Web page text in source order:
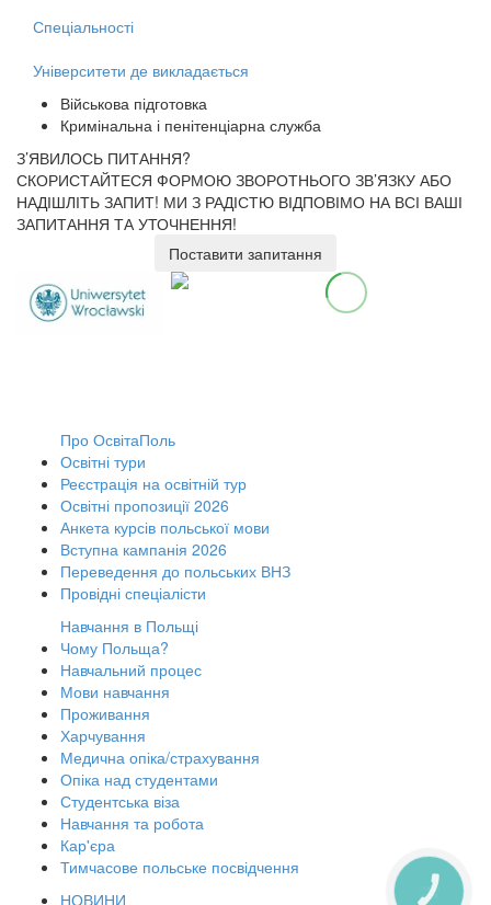
Спеціальності
Університети де викладається
Військова підготовка
Кримінальна і пенітенціарна служба
З’ЯВИЛОСЬ ПИТАННЯ?
СКОРИСТАЙТЕСЯ ФОРМОЮ ЗВОРОТНЬОГО ЗВ’ЯЗКУ АБО
НАДІШЛІТЬ ЗАПИТ! МИ З РАДІСТЮ ВІДПОВІМО НА ВСІ ВАШІ
ЗАПИТАННЯ ТА УТОЧНЕННЯ!
Поставити запитання
Про ОсвітаПоль
Освітні тури
Реєстрація на освітній тур
Освітні пропозиції 2026
Анкета курсів польської мови
Вступна кампанія 2026
Переведення до польських ВНЗ
Провідні спеціалісти
Навчання в Польщі
Чому Польща?
Навчальний процес
Мови навчання
Проживання
Харчування
Медична опіка/страхування
Опіка над студентами
Студентська віза
Навчання та робота
Кар'єра
Тимчасове польське посвідчення
НОВИНИ
КНОПКА
ЗВ'ЯЗКУ